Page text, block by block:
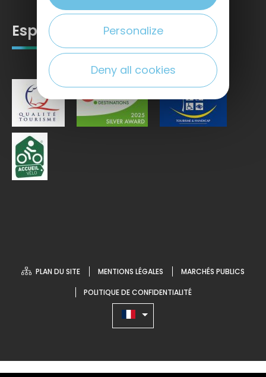
Espace pro
PLAN DU SITE MENTIONS LÉGALES MARCHÉS PUBLICS
POLITIQUE DE CONFIDENTIALITÉ
Personalize
Deny all cookies